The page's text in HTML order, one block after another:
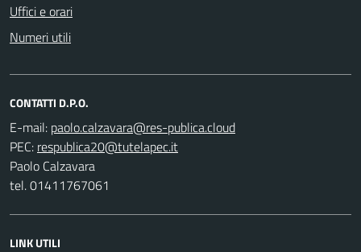
Uffici e orari
Numeri utili
CONTATTI D.P.O.
E-mail:
PEC:
Paolo Calzavara
tel. 01411767061
LINK UTILI